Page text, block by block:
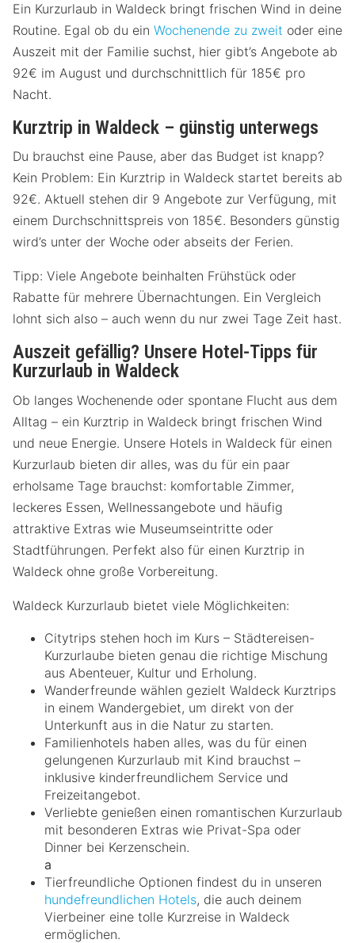
Ein Kurzurlaub in Waldeck bringt frischen Wind in deine
Routine. Egal ob du ein Wochenende zu zweit oder eine
Auszeit mit der Familie suchst, hier gibt’s Angebote ab
92€ im August und durchschnittlich für 185€ pro
Nacht.
Kurztrip in Waldeck – günstig unterwegs
Du brauchst eine Pause, aber das Budget ist knapp?
Kein Problem: Ein Kurztrip in Waldeck startet bereits ab
92€. Aktuell stehen dir 9 Angebote zur Verfügung, mit
einem Durchschnittspreis von 185€. Besonders günstig
wird’s unter der Woche oder abseits der Ferien.
Tipp: Viele Angebote beinhalten Frühstück oder
Rabatte für mehrere Übernachtungen. Ein Vergleich
lohnt sich also – auch wenn du nur zwei Tage Zeit hast.
Auszeit gefällig? Unsere Hotel-Tipps für
Kurzurlaub in Waldeck
Ob langes Wochenende oder spontane Flucht aus dem
Alltag – ein Kurztrip in Waldeck bringt frischen Wind
und neue Energie. Unsere Hotels in Waldeck für einen
Kurzurlaub bieten dir alles, was du für ein paar
erholsame Tage brauchst: komfortable Zimmer,
leckeres Essen, Wellnessangebote und häufig
attraktive Extras wie Museumseintritte oder
Stadtführungen. Perfekt also für einen Kurztrip in
Waldeck ohne große Vorbereitung.
Waldeck Kurzurlaub bietet viele Möglichkeiten:
Citytrips stehen hoch im Kurs – Städtereisen-
Kurzurlaube bieten genau die richtige Mischung
aus Abenteuer, Kultur und Erholung.
Wanderfreunde wählen gezielt Waldeck Kurztrips
in einem Wandergebiet, um direkt von der
Unterkunft aus in die Natur zu starten.
Familienhotels haben alles, was du für einen
gelungenen Kurzurlaub mit Kind brauchst –
inklusive kinderfreundlichem Service und
Freizeitangebot.
Verliebte genießen einen romantischen Kurzurlaub
mit besonderen Extras wie Privat-Spa oder
Dinner bei Kerzenschein.
a
Tierfreundliche Optionen findest du in unseren
hundefreundlichen Hotels, die auch deinem
Vierbeiner eine tolle Kurzreise in Waldeck
ermöglichen.